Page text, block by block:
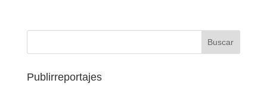
Publirreportajes